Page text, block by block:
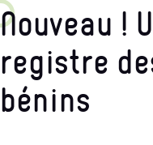
Nouveau !
registre
bénins